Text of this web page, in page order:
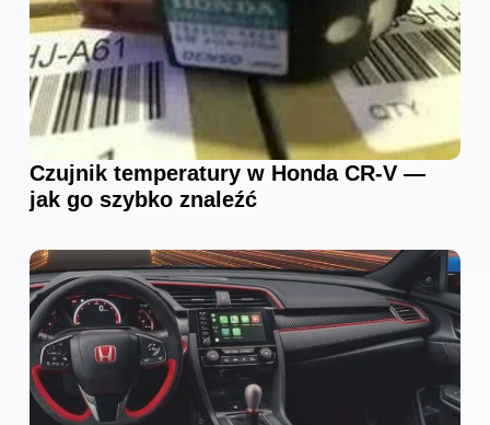
Czujnik temperatury w Honda CR-V —
jak go szybko znaleźć